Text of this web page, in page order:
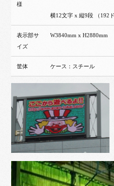
様
横12文字 x 縦9段 （192
表示部サ
イズ
W3840mm x H2880mm
筐体 ケース：スチール